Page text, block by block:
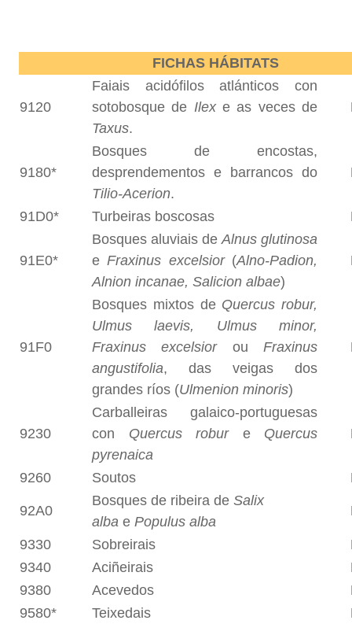
FICHAS HÁBITATS
9120
Faiais acidófilos atlánticos con
sotobosque de Ilexe as veces de
Taxus.
9180*
Bosques de encostas,
desprendementos e barrancos do
Tilio-Acerion.
91D0* Turbeiras boscosas
91E0*
Bosques aluviais deAlnus glutinosa
eFraxinus excelsior(Alno-Padion,
Alnion incanae, Salicion albae)
91F0
Bosques mixtos de Quercus robur,
Ulmus laevis, Ulmus minor,
Fraxinus excelsiorouFraxinus
angustifolia, das veigas dos
grandes ríos (Ulmenion minoris)
9230
Carballeiras galaico-portuguesas
con Quercus robure Quercus
pyrenaica
9260 Soutos
92A0
Bosques de ribeira de Salix
alba e Populus alba
9330 Sobreirais
9340
Aciñeirais
9380
Acevedos
9580*
Teixedais